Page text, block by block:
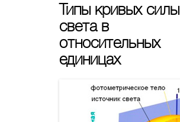
Типы кривых силы
света в
относительных
единицах